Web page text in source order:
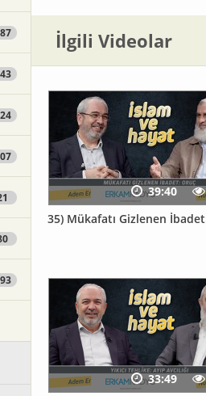
İlgili Videolar
35) Mükafatı Gizlenen
39:40
33:49